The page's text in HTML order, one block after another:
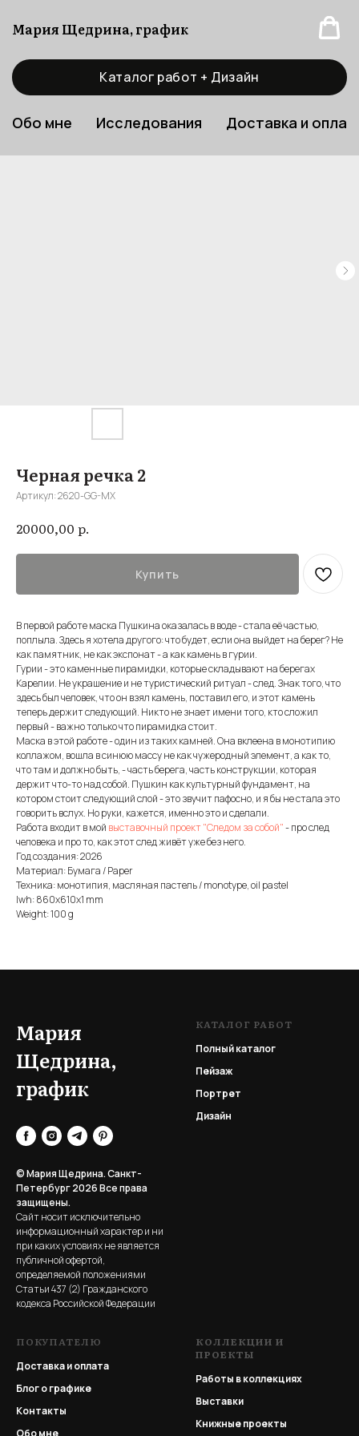
Мария Щедрина, график
Каталог работ + Дизайн
Обо мне Исследования Доставка и
Черная речка 2
Артикул:2620-GG-MX
20000,00 р.
Купить
В первой работе маска Пушкина оказалась в воде - стала её частью,
поплыла. Здесь я хотела другого: что будет, если она выйдет на берег? Не
как памятник, не как экспонат - а как камень в гурии.
Гурии - это каменные пирамидки, которые складывают на берегах
Карелии. Не украшение и не туристический ритуал - след. Знак того, что
здесь был человек, что он взял камень, поставил его, и этот камень
теперь держит следующий. Никто не знает имени того, кто сложил
первый - важно только что пирамидка стоит.
Маска в этой работе - один из таких камней. Она вклеена в монотипию
коллажом, вошла в синюю массу не как чужеродный элемент, а как то,
что там и должно быть, - часть берега, часть конструкции, которая
держит что-то над собой. Пушкин как культурный фундамент, на
котором стоит следующий слой - это звучит пафосно, и я бы не стала это
говорить вслух. Но руки, кажется, именно это и сделали.
Работа входит в мой выставочный проект "Следом за собой"- про след
человека и про то, как этот след живёт уже без него.
Год создания: 2026
Материал: Бумага / Paper
Техника: монотипия, масляная пастель / monotype, oil pastel
lwh: 860x610x1 mm
Weight: 100 g
Мария
Щедрина,
график
© Мария Щедрина. Санкт-
Петербург 2026Все права
защищены.
Сайт носит исключительно
информационный характер и ни
при каких условиях не является
публичной офертой,
определяемой положениями
Статьи 437 (2) Гражданского
кодекса Российской Федерации
КАТАЛОГ РАБОТ
Полный каталог
Пейзаж
Портрет
Дизайн
ПОКУПАТЕЛЮ
Доставка и оплата
Блог о графике
Контакты
Обо мне
КОЛЛЕКЦИИ И
ПРОЕКТЫ
Работы в коллекциях
Выставки
Книжные проекты